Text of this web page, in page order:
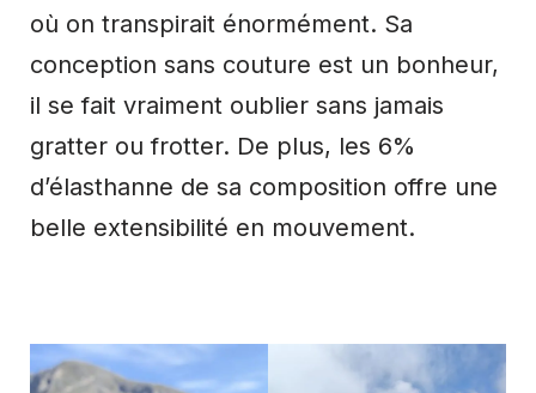
où on transpirait énormément. Sa
conception sans couture est un bonheur,
il se fait vraiment oublier sans jamais
gratter ou frotter. De plus, les 6%
d’élasthanne de sa composition offre une
belle extensibilité en mouvement.